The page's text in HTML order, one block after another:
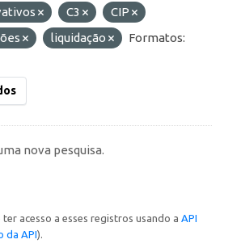
C3
CIP
liquidação
Formatos:
nova pesquisa.
acesso a esses registros usando a API
da API).